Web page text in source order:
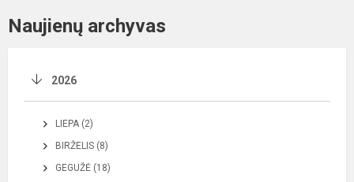
Naujienų archyvas
2026
LIEPA (2)
BIRŽELIS (8)
GEGUŽĖ (18)